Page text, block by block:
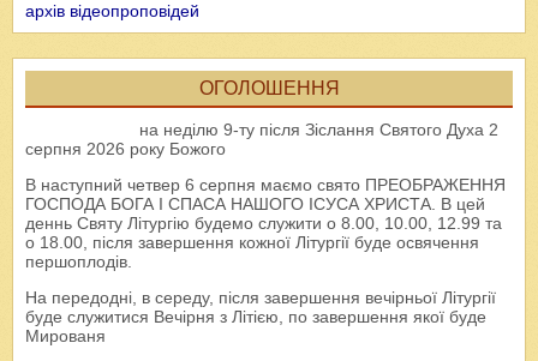
архів відеопроповідей
ОГОЛОШЕННЯ
на неділю 9-ту після Зіслання Святого Духа 2
серпня 2026 року Божого
В наступний четвер 6 серпня маємо свято ПРЕОБРАЖЕННЯ
ГОСПОДА БОГА І СПАСА НАШОГО ІСУСА ХРИСТА. В цей
деннь Святу Літургію будемо служити о 8.00, 10.00, 12.99 та
о 18.00, після завершення кожної Літургії буде освячення
першоплодів.
На передодні, в середу, після завершення вечірньої Літургії
буде служитися Вечірня з Літією, по завершення якої буде
Мированя